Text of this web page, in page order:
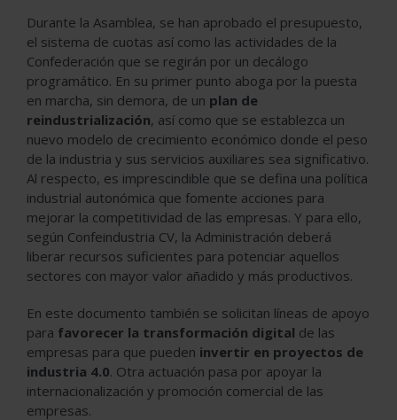
Durante la Asamblea, se han aprobado el presupuesto,
el sistema de cuotas así como las actividades de la
Confederación que se regirán por un decálogo
programático. En su primer punto aboga por la puesta
en marcha, sin demora, de un plan de
reindustrialización, así como que se establezca un
nuevo modelo de crecimiento económico donde el peso
de la industria y sus servicios auxiliares sea significativo.
Al respecto, es imprescindible que se defina una política
industrial autonómica que fomente acciones para
mejorar la competitividad de las empresas. Y para ello,
según Confeindustria CV, la Administración deberá
liberar recursos suficientes para potenciar aquellos
sectores con mayor valor añadido y más productivos.
En este documento también se solicitan líneas de apoyo
para favorecer la transformación digital de las
empresas para que pueden invertir en proyectos de
industria 4.0. Otra actuación pasa por apoyar la
internacionalización y promoción comercial de las
empresas.